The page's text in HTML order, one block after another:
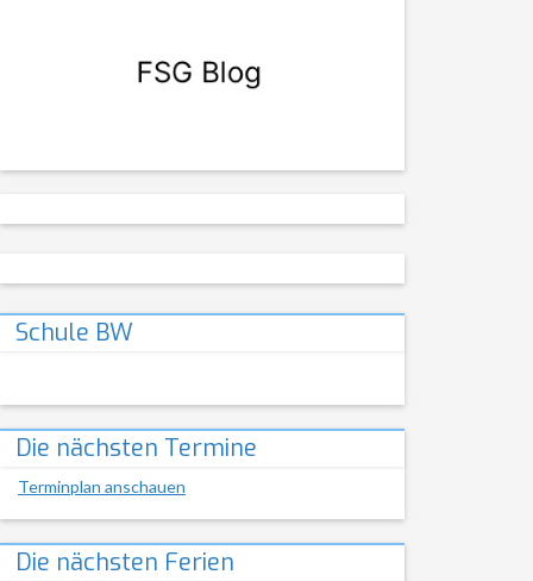
Schule BW
Die nächsten Termine
Terminplan anschauen
Die nächsten Ferien